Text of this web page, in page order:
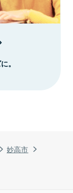
妙高市
。